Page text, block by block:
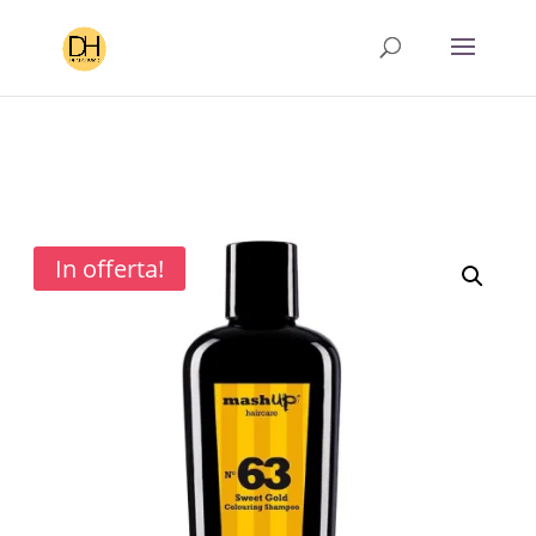
In offerta!